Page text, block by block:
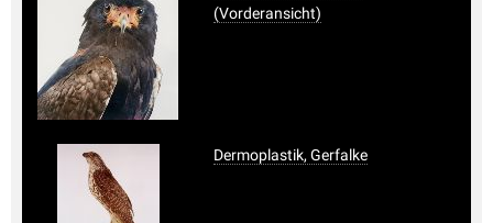
(Vorderansicht)
Dermoplastik, Gerfalke